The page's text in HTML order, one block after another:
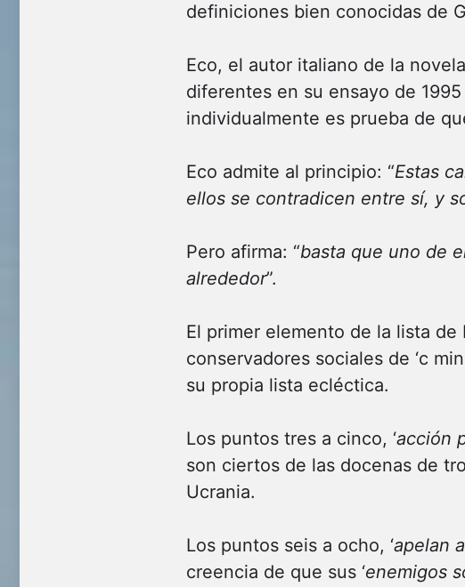
definiciones bien conocidas de
Eco, el autor italiano de la
diferentes en su ensayo de 1995
individualmente es prueba de
Eco admite al principio: “Estas
ellos se contradicen entre sí, y
Pero afirma: “basta que uno de
alrededor”.
El primer elemento de la lista de
conservadores sociales de ‘c
su propia lista ecléctica.
Los puntos tres a cinco, ‘acción
son ciertos de las docenas de
Ucrania.
Los puntos seis a ocho, ‘apelan
creencia de que sus ‘enemigos